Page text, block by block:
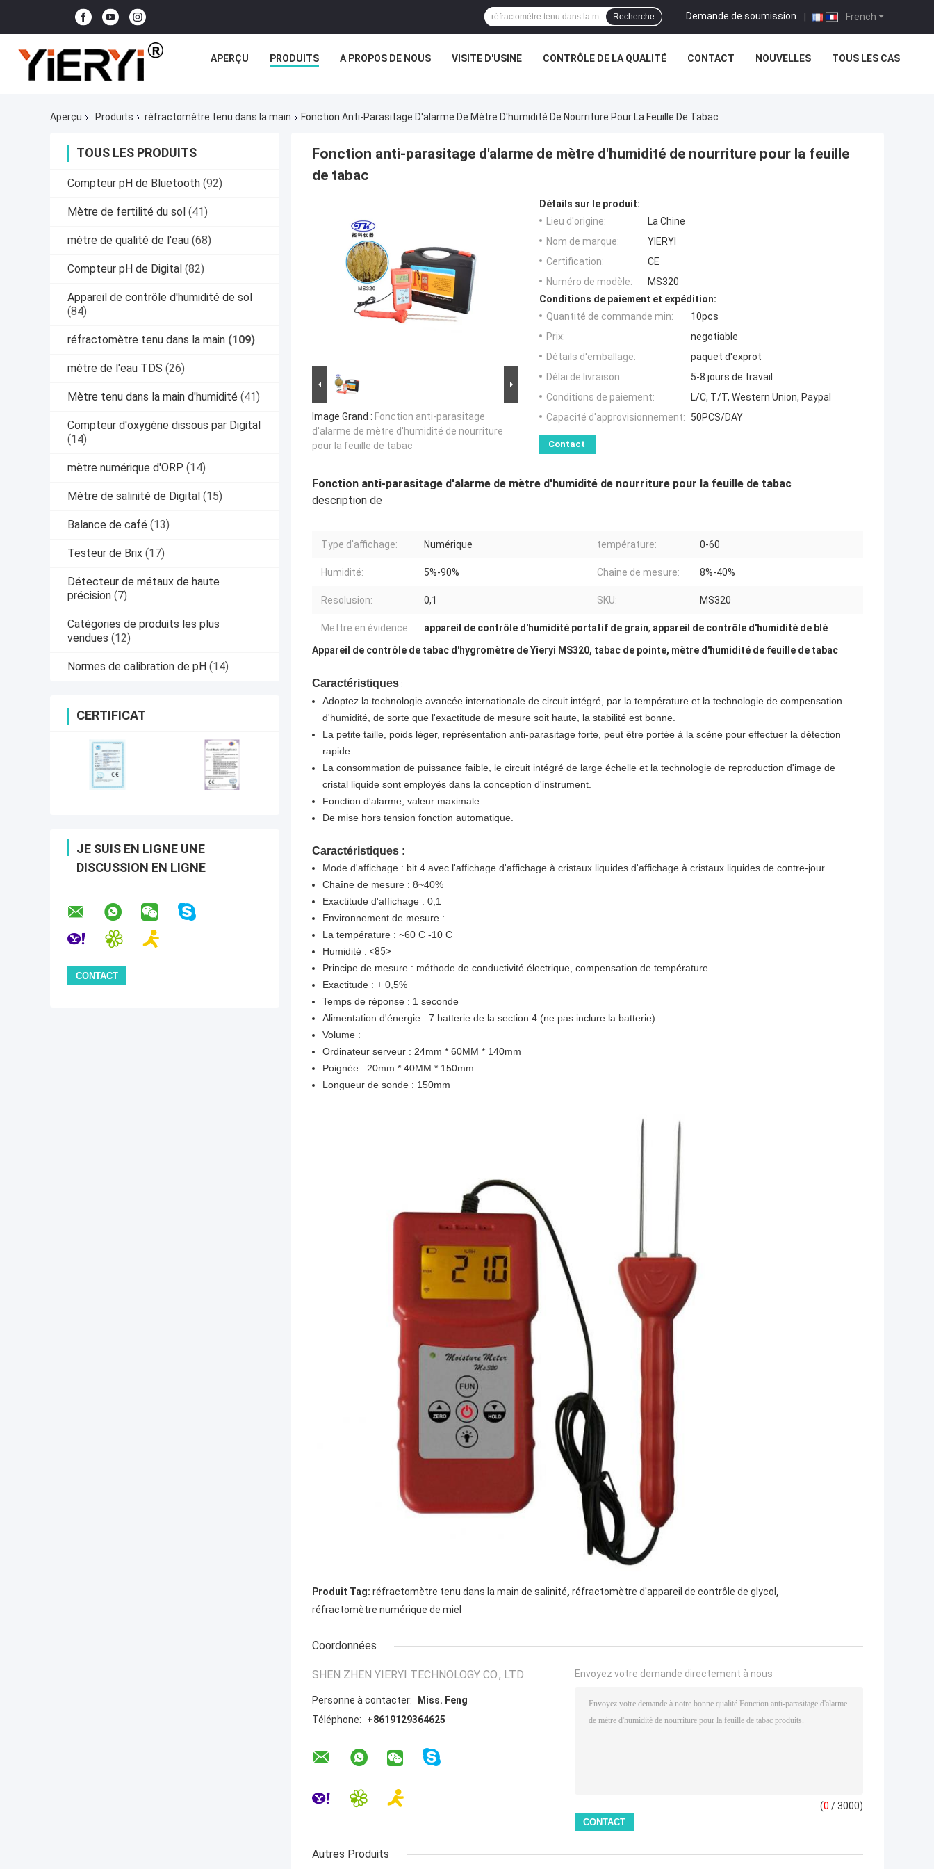
French
Demande de soumission |
Recherche
APERÇU PRODUITS A PROPOS DE NOUS VISITE D'USINE CONTRÔLE DE LA QUALITÉ CONTACT NOUVELLES TOUS LES CAS
Aperçu Produits réfractomètre tenu dans la main Fonction Anti-Parasitage D'alarme De Mètre D'humidité De Nourriture Pour La Feuille De Tabac
TOUS LES PRODUITS
Compteur pH de Bluetooth (92)
Mètre de fertilité du sol (41)
mètre de qualité de l'eau (68)
Compteur pH de Digital (82)
Appareil de contrôle d'humidité de sol
(84)
réfractomètre tenu dans la main (109)
mètre de l'eau TDS (26)
Mètre tenu dans la main d'humidité (41)
Compteur d'oxygène dissous par Digital
(14)
mètre numérique d'ORP (14)
Mètre de salinité de Digital (15)
Balance de café (13)
Testeur de Brix (17)
Détecteur de métaux de haute
précision (7)
Catégories de produits les plus
vendues (12)
Normes de calibration de pH (14)
CERTIFICAT
JE SUIS EN LIGNE UNE
DISCUSSION EN LIGNE
Fonction anti-parasitage d'alarme de mètre d'humidité de nourriture pour la feuille
de tabac
Image Grand : Fonction anti-parasitage
d'alarme de mètre d'humidité de nourriture
pour la feuille de tabac
Détails sur le produit:
Lieu d'origine:
La Chine
Nom de marque:
YIERYI
Certification:
CE
Numéro de modèle:
MS320
Conditions de paiement et expédition:
Quantité de commande min:
10pcs
Prix:
negotiable
Détails d'emballage:
paquet d'exprot
Délai de livraison:
5-8 jours de travail
Conditions de paiement:
L/C, T/T, Western Union, Paypal
Capacité d'approvisionnement:
50PCS/DAY
Contact
Fonction anti-parasitage d'alarme de mètre d'humidité de nourriture pour la feuille de tabac
description de
Type d'affichage: Numérique température: 0-60
Humidité: 5%-90% Chaîne de mesure: 8%-40%
Resolusion: 0,1 SKU: MS320
Mettre en évidence: appareil de contrôle d'humidité portatif de grain, appareil de contrôle d'humidité de blé
Appareil de contrôle de tabac d'hygromètre de Yieryi MS320, tabac de pointe, mètre d'humidité de feuille de tabac
Caractéristiques :
Adoptez la technologie avancée internationale de circuit intégré, par la température et la technologie de compensation
d'humidité, de sorte que l'exactitude de mesure soit haute, la stabilité est bonne.
La petite taille, poids léger, représentation anti-parasitage forte, peut être portée à la scène pour effectuer la détection
rapide.
La consommation de puissance faible, le circuit intégré de large échelle et la technologie de reproduction d'image de
cristal liquide sont employés dans la conception d'instrument.
Fonction d'alarme, valeur maximale.
De mise hors tension fonction automatique.
Caractéristiques :
Mode d'affichage : bit 4 avec l'affichage d'affichage à cristaux liquides d'affichage à cristaux liquides de contre-jour
Chaîne de mesure : 8~40%
Exactitude d'affichage : 0,1
Environnement de mesure :
La température : ~60 C -10 C
Humidité : <85>
Principe de mesure : méthode de conductivité électrique, compensation de température
Exactitude : + 0,5%
Temps de réponse : 1 seconde
Alimentation d'énergie : 7 batterie de la section 4 (ne pas inclure la batterie)
Volume :
Ordinateur serveur : 24mm * 60MM * 140mm
Poignée : 20mm * 40MM * 150mm
Longueur de sonde : 150mm
Produit Tag: réfractomètre tenu dans la main de salinité, réfractomètre d'appareil de contrôle de glycol ,
réfractomètre numérique de miel
Coordonnées
SHEN ZHEN YIERYI TECHNOLOGY CO., LTD
Personne à contacter:
Miss. Feng
Téléphone:
+8619129364625
Envoyez votre demande directement à nous
(0 / 3000)
Autres Produits